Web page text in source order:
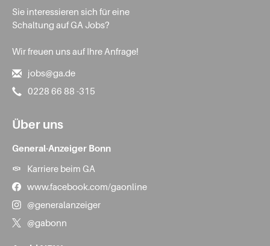
Sie interessieren sich für eine
Schaltung auf GA Jobs?
Wir freuen uns auf Ihre Anfrage!
jobs@ga.de
0228 66 88 -315
Über uns
General-Anzeiger Bonn
Karriere beim GA
www.facebook.com/gaonline
@generalanzeiger
@gabonn